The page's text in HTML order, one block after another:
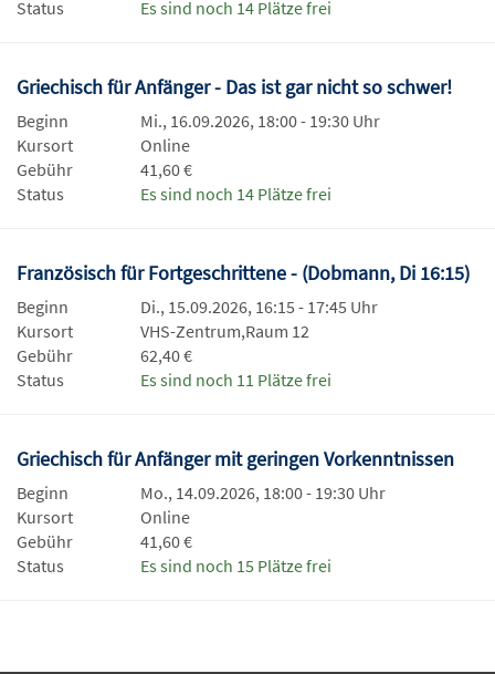
Status
Es sind noch 14 Plätze frei
Griechisch für Anfänger - Das ist gar nicht so schwer!
Beginn
Mi., 16.09.2026, 18:00 - 19:30 Uhr
Kursort
Online
Gebühr
41,60 €
Status
Es sind noch 14 Plätze frei
Französisch für Fortgeschrittene - (Dobmann, Di 16:15)
Beginn
Di., 15.09.2026, 16:15 - 17:45 Uhr
Kursort
VHS-Zentrum,Raum 12
Gebühr
62,40 €
Status
Es sind noch 11 Plätze frei
Griechisch für Anfänger mit geringen Vorkenntnissen
Beginn
Mo., 14.09.2026, 18:00 - 19:30 Uhr
Kursort
Online
Gebühr
41,60 €
Status
Es sind noch 15 Plätze frei